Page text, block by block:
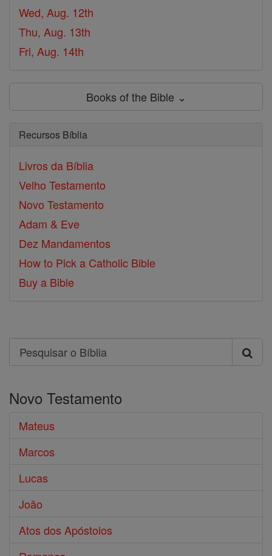
Wed, Aug. 12th
Thu, Aug. 13th
Fri, Aug. 14th
Books of the Bible ⌄
Recursos Bíblia
Livros da Bíblia
Velho Testamento
Novo Testamento
Adam & Eve
Dez Mandamentos
How to Pick a Catholic Bible
Buy a Bible
Search
Pesquisar
Bíblia
Novo Testamento
Mateus
Marcos
Lucas
João
Atos dos Apóstolos